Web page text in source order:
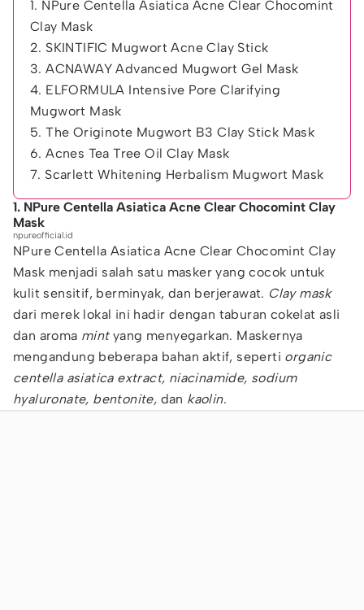
1. NPure Centella Asiatica Acne Clear Chocomint
Clay Mask
2. SKINTIFIC Mugwort Acne Clay Stick
3. ACNAWAY Advanced Mugwort Gel Mask
4. ELFORMULA Intensive Pore Clarifying
Mugwort Mask
5. The Originote Mugwort B3 Clay Stick Mask
6. Acnes Tea Tree Oil Clay Mask
7. Scarlett Whitening Herbalism Mugwort Mask
1. NPure Centella Asiatica Acne Clear Chocomint Clay
Mask
npureofficial.id
NPure Centella Asiatica Acne Clear Chocomint Clay
Mask menjadi salah satu masker yang cocok untuk
kulit sensitif, berminyak, dan berjerawat. Clay mask
dari merek lokal ini hadir dengan taburan cokelat asli
dan aroma mintyang menyegarkan. Maskernya
mengandung beberapa bahan aktif, seperti organic
centella asiatica extract, niacinamide, sodium
hyaluronate, bentonite, dan kaolin.